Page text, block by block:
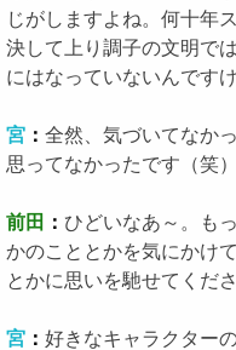
じがしますよね。何十年
決して上り調子の文明で
にはなっていないんですけ
宮 ： 全然、気づいてなか
思ってなかったです（笑）
前田 ： ひどいなあ～。も
かのこととかを気にかけ
とかに思いを馳せてくだ
宮 ： 好きなキャラクター